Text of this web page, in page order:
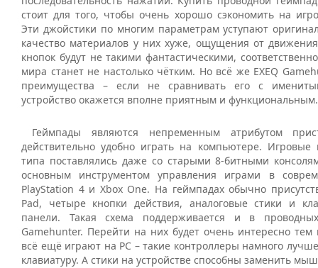
стоит для того, чтобы очень хорошо сэкономить на
Эти джойстики по многим параметрам уступают
качество материалов у них хуже, ощущения от
кнопок будут не такими фантастическими,
мира станет не настолько чётким. Но всё же EXEQ
преимущества – если не сравнивать его с
устройство окажется вполне приятным и функциональным.
Геймпады являются непременным атрибутом
действительно удобно играть на компьютере. Игровые
типа поставлялись даже со старыми 8-битными
основным инструментом управления играми в
PlayStation 4 и Xbox One. На геймпадах обычно
Pad, четыре кнопки действия, аналоговые стики и
панели. Такая схема поддерживается и в
Gamehunter. Перейти на них будет очень интересно тем
всё ещё играют на PC – такие контроллеры намного
клавиатуру. А стики на устройстве способны заменить